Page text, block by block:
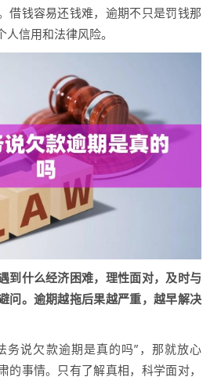
借钱容易还钱难，逾期不只是罚钱那
信用和法律风险。
到什么经济困难，理性面对，及时与
问。逾期越拖后果越严重，越早解决
务说欠款逾期是真的吗”，那就放心
的事情。只有了解真相，科学面对，